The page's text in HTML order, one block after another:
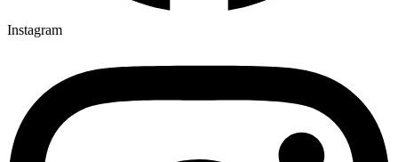
Instagram